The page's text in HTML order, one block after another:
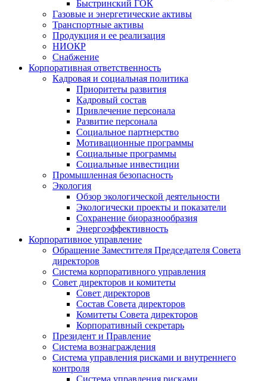
Быстринский ГОК
Газовые и энергетические активы
Транспортные активы
Продукция и ее реализация
НИОКР
Снабжение
Корпоративная ответственность
Кадровая и социальная политика
Приоритеты развития
Кадровый состав
Привлечение персонала
Развитие персонала
Социальное партнерство
Мотивационные программы
Социальные программы
Социальные инвестиции
Промышленная безопасность
Экология
Обзор экологической деятельности
Экологически проекты и показатели
Сохранение биоразнообразия
Энергоэффективность
Корпоративное управление
Обращение Заместителя Председателя Совета
директоров
Система корпоративного управления
Совет директоров и комитеты
Совет директоров
Состав Совета директоров
Комитеты Совета директоров
Корпоративный секретарь
Президент и Правление
Система вознаграждения
Система управления рисками и внутреннего
контроля
Система управления рисками